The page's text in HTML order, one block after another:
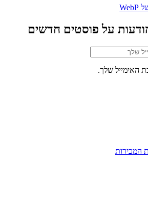
על פוסטים חדשים
האימייל שלך.
המכירות